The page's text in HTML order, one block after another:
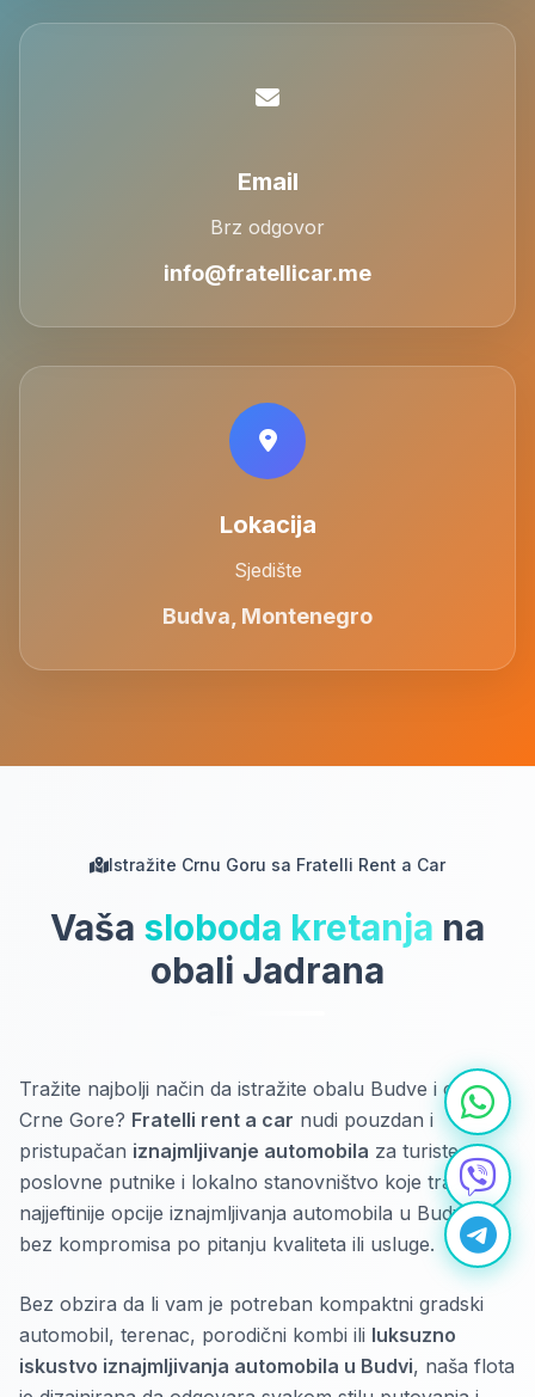
Email
Brz odgovor
info@fratellicar.me
Lokacija
Sjedište
Budva, Montenegro
Istražite Crnu Goru sa Fratelli Rent a Car
Vaša sloboda kretanja na
obali Jadrana
Tražite najbolji način da istražite obalu Budve i cijele
Crne Gore? Fratelli rent a car nudi pouzdan i
pristupačan iznajmljivanje automobila za turiste,
poslovne putnike i lokalno stanovništvo koje traži
najjeftinije opcije iznajmljivanja automobila u Budvi –
bez kompromisa po pitanju kvaliteta ili usluge.
Bez obzira da li vam je potreban kompaktni gradski
automobil, terenac, porodični kombi ili luksuzno
iskustvo iznajmljivanja automobila u Budvi, naša flota